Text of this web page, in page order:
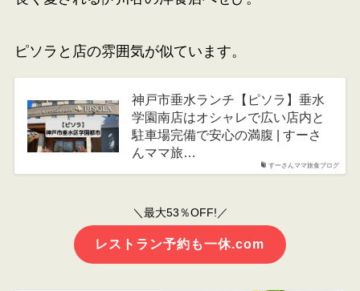
ピソラと店の雰囲気が似ています。
すーさんママ旅食ブログ
神戸市垂水ランチ【ピソラ】垂水
学園南店はオシャレで広い店内と
駐車場完備で安心の満腹 | すーさ
んママ旅…
＼最大53％OFF!／
レストラン予約も一休.com